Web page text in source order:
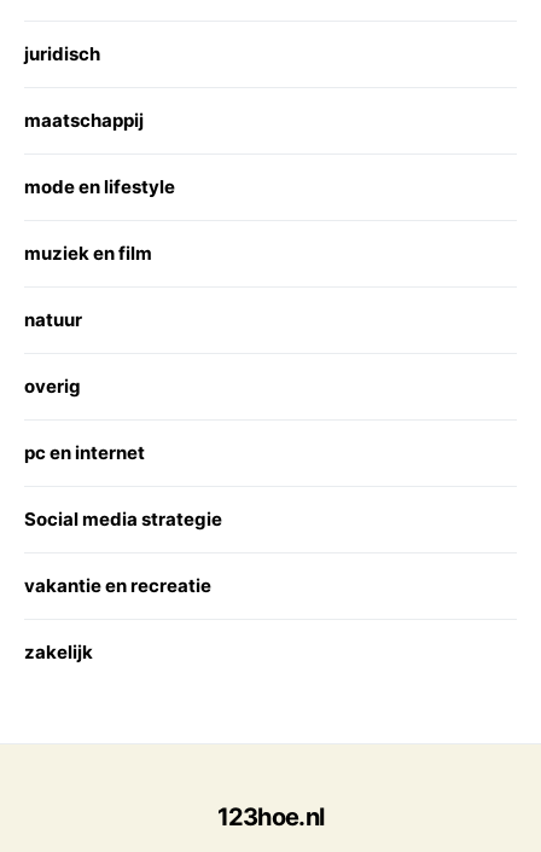
juridisch
maatschappij
mode en lifestyle
muziek en film
natuur
overig
pc en internet
Social media strategie
vakantie en recreatie
zakelijk
123hoe.nl